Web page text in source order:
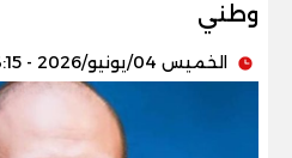
وطني
الخميس 04/يونيو/2026 - 03:15 م